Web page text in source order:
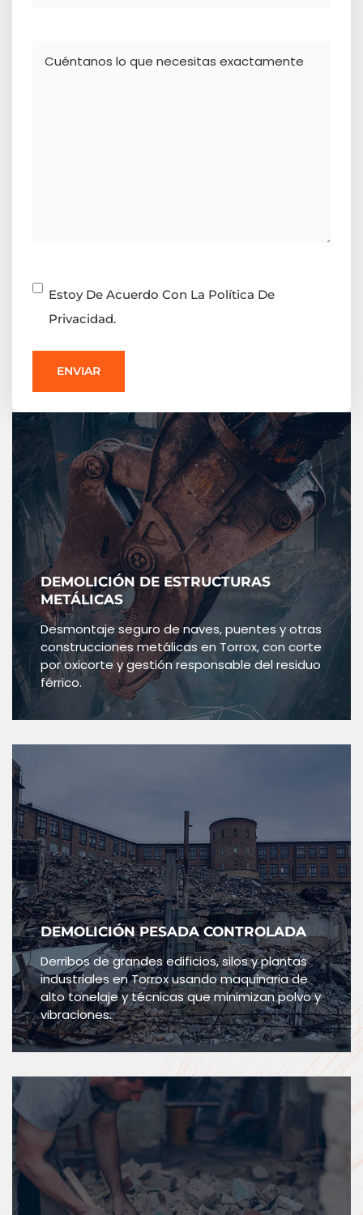
Consentimiento
Estoy De Acuerdo Con La Política De
Privacidad.
DEMOLICIÓN DE ESTRUCTURAS
METÁLICAS
Desmontaje seguro de naves, puentes y otras
construcciones metálicas en Torrox, con corte
por oxicorte y gestión responsable del residuo
férrico.
DEMOLICIÓN PESADA CONTROLADA
Derribos de grandes edificios, silos y plantas
industriales en Torrox usando maquinaria de
alto tonelaje y técnicas que minimizan polvo y
vibraciones.